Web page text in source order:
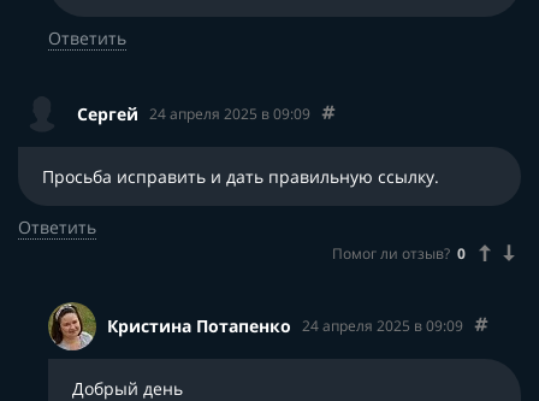
Ответить
Сергей 24 апреля 2025 в 09:09
Просьба исправить и дать правильную ссылку.
Ответить
Помог ли отзыв? 0
Кристина Потапенко 24 апреля 2025 в 09:09
Добрый день